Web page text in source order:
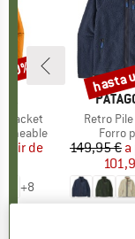
Jacket
reducido
de
+8
(
MARCA
Artículo
Retro
Forro
149,95 €
hasta